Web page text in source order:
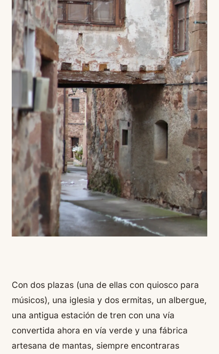
Con dos plazas (una de ellas con quiosco para
músicos), una iglesia y dos ermitas, un albergue,
una antigua estación de tren con una vía
convertida ahora en vía verde y una fábrica
artesana de mantas, siempre encontraras